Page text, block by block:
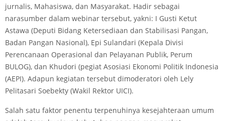
jurnalis, Mahasiswa, dan Masyarakat. Hadir sebagai
narasumber dalam webinar tersebut, yakni: I Gusti Ketut
Astawa (Deputi Bidang Ketersediaan dan Stabilisasi Pangan,
Badan Pangan Nasional), Epi Sulandari (Kepala Divisi
Perencanaan Operasional dan Pelayanan Publik, Perum
BULOG), dan Khudori (pegiat Asosiasi Ekonomi Politik Indonesia
(AEPI). Adapun kegiatan tersebut dimoderatori oleh Lely
Pelitasari Soebekty (Wakil Rektor UICI).
Salah satu faktor penentu terpenuhinya kesejahteraan umum